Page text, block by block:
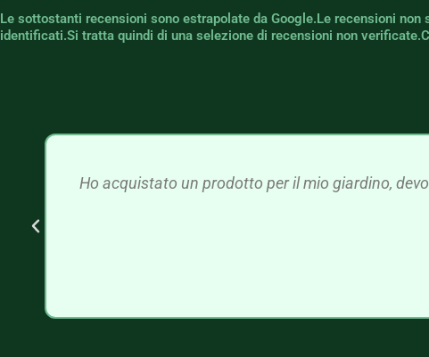
Le sottostanti recensioni sono estrapolate da Google.Le recensioni
identificati.Si tratta quindi di una selezione di recensioni non
Ho acquistato un prodotto per il mio giardino,